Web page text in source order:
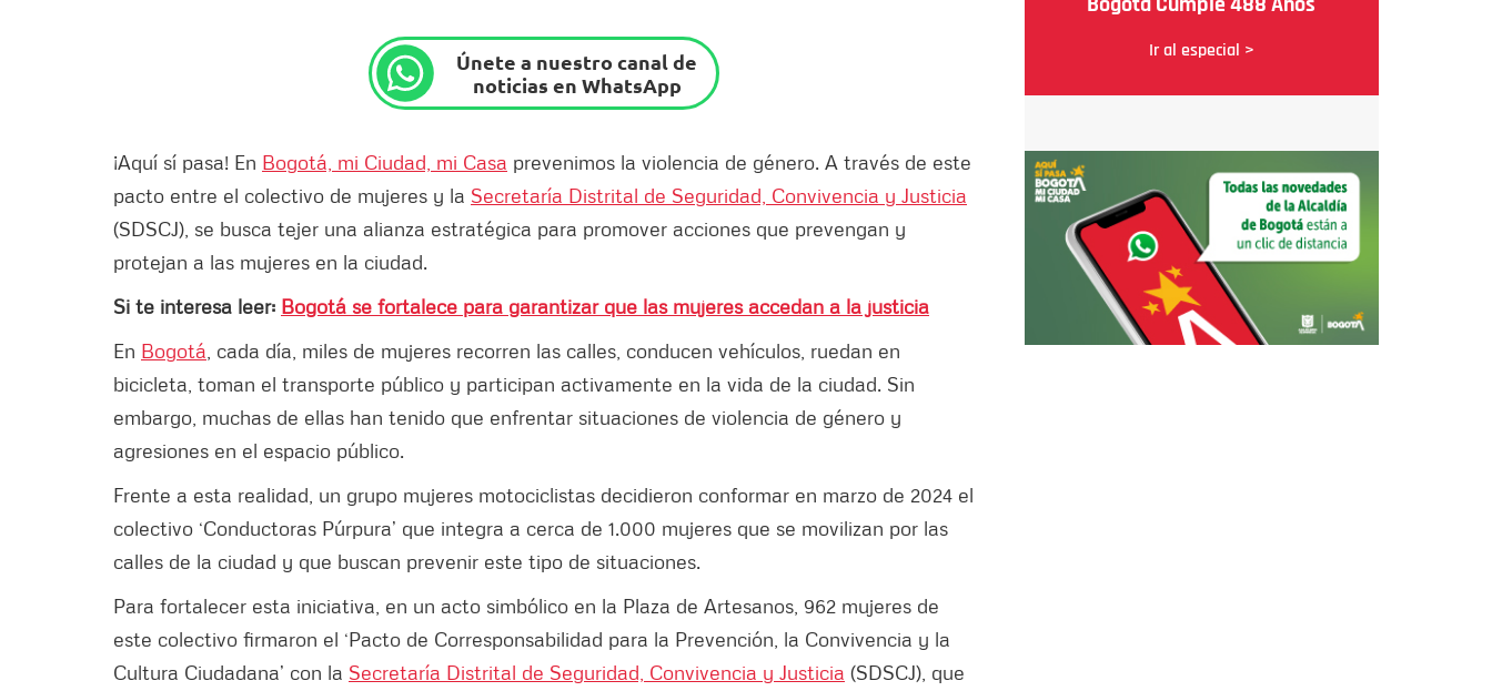
Únete a nuestro canal de
noticias en WhatsApp
¡Aquí sí pasa! En Bogotá, mi Ciudad, mi Casa prevenimos la violencia de género. A través de este
pacto entre el colectivo de mujeres y la Secretaría Distrital de Seguridad, Convivencia y Justicia
(SDSCJ), se busca tejer una alianza estratégica para promover acciones que prevengan y
protejan a las mujeres en la ciudad.
Si te interesa leer: Bogotá se fortalece para garantizar que las mujeres accedan a la justicia
En Bogotá , cada día, miles de mujeres recorren las calles, conducen vehículos, ruedan en
bicicleta, toman el transporte público y participan activamente en la vida de la ciudad. Sin
embargo, muchas de ellas han tenido que enfrentar situaciones de violencia de género y
agresiones en el espacio público.
Frente a esta realidad, un grupo mujeres motociclistas decidieron conformar en marzo de 2024 el
colectivo ‘Conductoras Púrpura’ que integra a cerca de 1.000 mujeres que se movilizan por las
calles de la ciudad y que buscan prevenir este tipo de situaciones.
Para fortalecer esta iniciativa, en un acto simbólico en la Plaza de Artesanos, 962 mujeres de
este colectivo firmaron el ‘Pacto de Corresponsabilidad para la Prevención, la Convivencia y la
Cultura Ciudadana’ con la Secretaría Distrital de Seguridad, Convivencia y Justicia (SDSCJ), que
Ir al especial >